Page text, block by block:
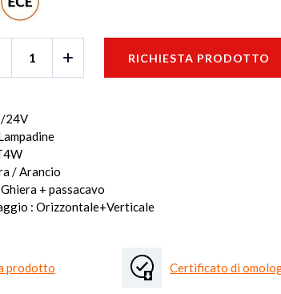
RICHIESTA PRODOTTO
24V
/ Arancio
+ passacavo
: Orizzontale+Verticale
prodotto Certificato di